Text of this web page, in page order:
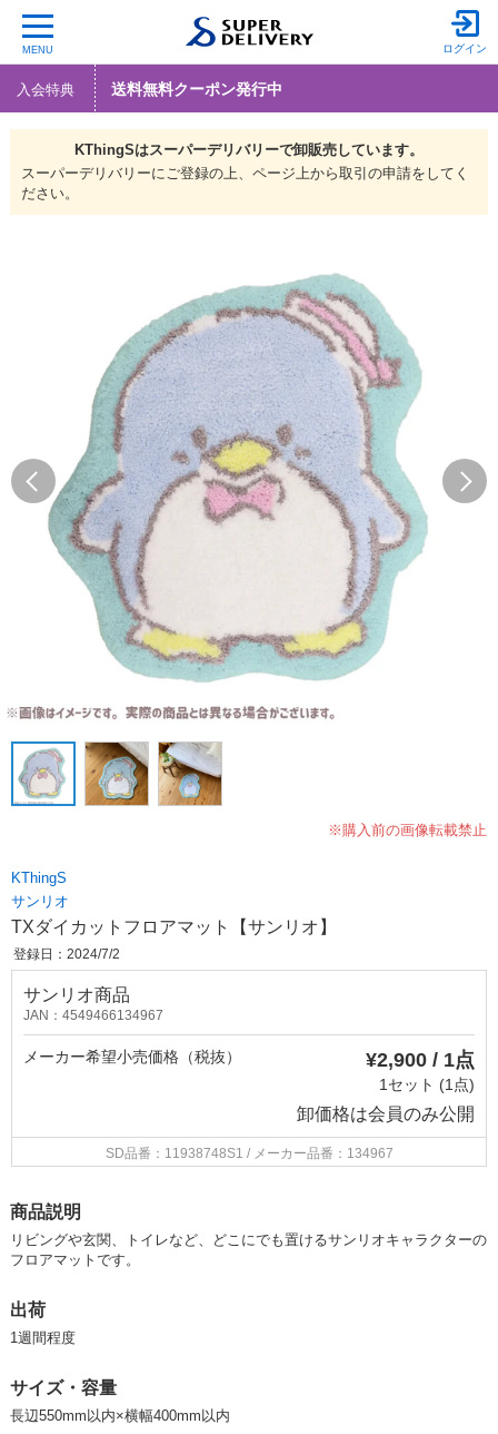
MENU ログイン
入会特典 送料無料クーポン発行中
KThingSはスーパーデリバリーで卸販売しています。
スーパーデリバリーにご登録の上、ページ上から取引の申請をしてく
ださい。
※購入前の画像転載禁止
KThingS
サンリオ
TXダイカットフロアマット【サンリオ】
登録日：2024/7/2
サンリオ商品
JAN：4549466134967
メーカー希望小売価格（税抜） ¥2,900 / 1点
1セット (1点)
卸価格は会員のみ公開
SD品番：11938748S1 / メーカー品番：134967
商品説明
リビングや玄関、トイレなど、どこにでも置けるサンリオキャラクターの
フロアマットです。
出荷
1週間程度
サイズ・容量
長辺550mm以内×横幅400mm以内